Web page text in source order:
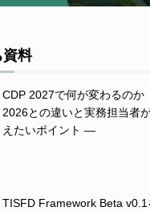
資料
CDP 2027で何が変わるの
2026との違いと実務担当者
えたいポイント ―
TISFD Framework Beta v0.1